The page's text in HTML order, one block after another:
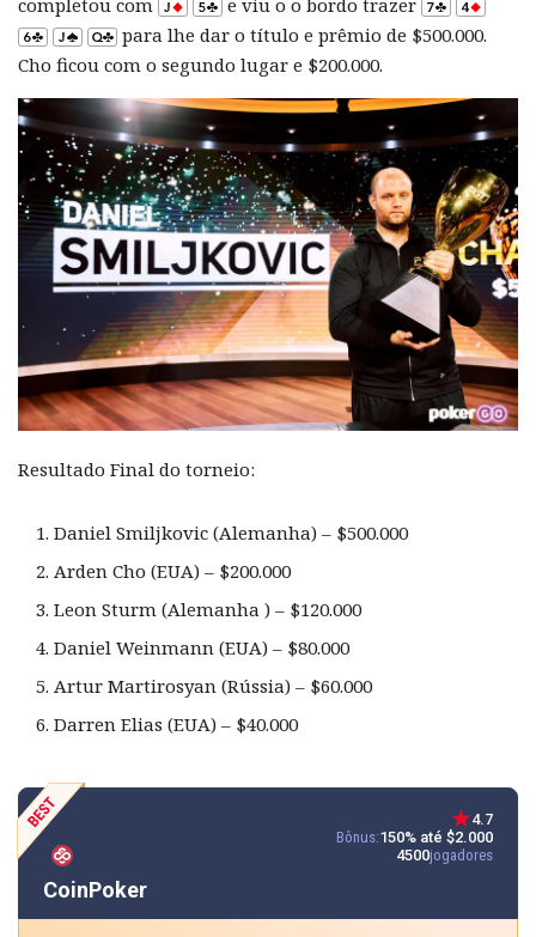
completou com
e viu o o bordo trazer
para lhe dar o título e prêmio de $500.000.
Cho ficou com o segundo lugar e $200.000.
Resultado Final do torneio:
Daniel Smiljkovic (Alemanha) – $500.000
Arden Cho (EUA) – $200.000
Leon Sturm (Alemanha ) – $120.000
Daniel Weinmann (EUA) – $80.000
Artur Martirosyan (Rússia) – $60.000
Darren Elias (EUA) – $40.000
CoinPoker
4.7
Bônus:150% até $2.000
4500jogadores